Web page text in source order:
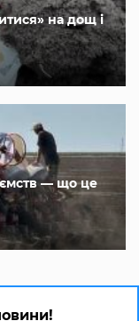
на дощ і
— що це